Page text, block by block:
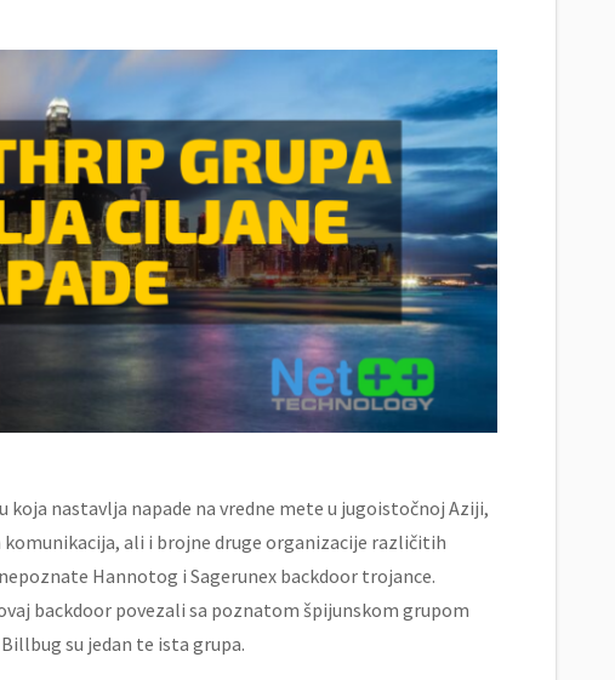
nastavlja napade na vredne mete u jugoistočnoj Aziji,
ali i brojne druge organizacije različitih
Hannotog i Sagerunex backdoor trojance.
backdoor povezali sa poznatom špijunskom grupom
su jedan te ista grupa.